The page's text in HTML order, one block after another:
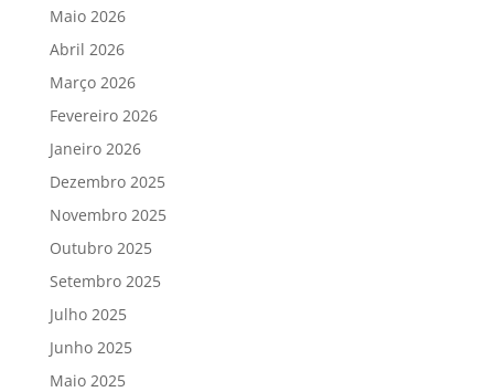
Maio 2026
Abril 2026
Março 2026
Fevereiro 2026
Janeiro 2026
Dezembro 2025
Novembro 2025
Outubro 2025
Setembro 2025
Julho 2025
Junho 2025
Maio 2025